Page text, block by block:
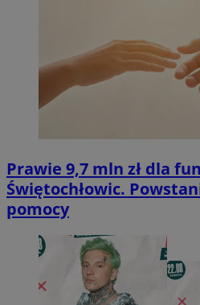
Prawie 9,7 mln zł dla
Świętochłowic.
pomocy